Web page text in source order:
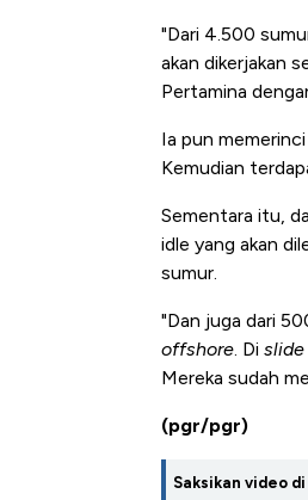
"Dari 4.500
akan dikerjakan
Pertamina
Ia pun
Kemudian
Sementara itu,
idle yang akan
sumur.
"Dan juga dari
offshore. Di slide
Mereka sudah
(pgr/pgr)
Saksikan video